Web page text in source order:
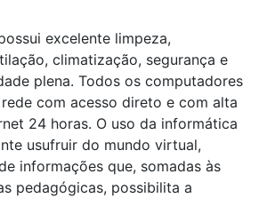
excelente limpeza,
climatização, segurança e
plena. Todos os computadores
com acesso direto e com alta
24 horas. O uso da informática
usufruir do mundo virtual,
informações que, somadas às
pedagógicas, possibilita a